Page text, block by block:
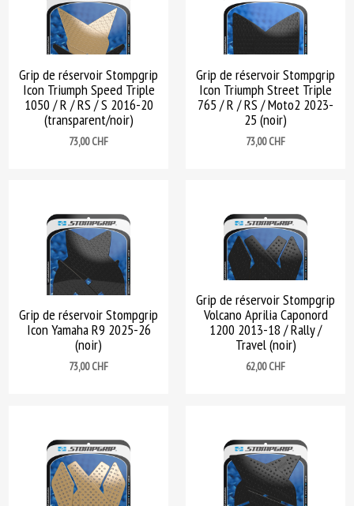
Grip de réservoir Stompgrip
Icon Triumph Speed Triple
1050 / R / RS / S 2016-20
(transparent/noir)
Prix
73,00 CHF
Grip de réservoir Stompgrip
Icon Triumph Street Triple
765 / R / RS / Moto2 2023-
25 (noir)
Prix
73,00 CHF
Grip de réservoir Stompgrip
Icon Yamaha R9 2025-26
(noir)
Prix
73,00 CHF
Grip de réservoir Stompgrip
Volcano Aprilia Caponord
1200 2013-18 / Rally /
Travel (noir)
Prix
62,00 CHF